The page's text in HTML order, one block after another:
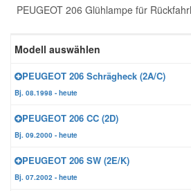
PEUGEOT 206 Glühlampe für
Modell auswählen
PEUGEOT 206 Schrägheck (2A/C)
Bj. 08.1998 - heute
PEUGEOT 206 CC (2D)
Bj. 09.2000 - heute
PEUGEOT 206 SW (2E/K)
Bj. 07.2002 - heute
Reparatur-Zubehör
Schlüsselgehäuse
Winter-Autozubehör
Hyundai Ersatzteile